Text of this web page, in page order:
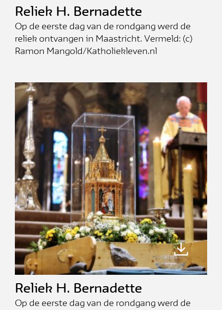
Reliek H. Bernadette
Op de eerste dag van de rondgang werd de
reliek ontvangen in Maastricht. Vermeld: (c)
Ramon Mangold/Katholiekleven.nl
Reliek H. Bernadette
Op de eerste dag van de rondgang werd de